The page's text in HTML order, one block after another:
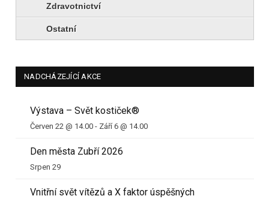
Zdravotnictví
Ostatní
NADCHÁZEJÍCÍ AKCE
Výstava – Svět kostiček®
Červen 22 @ 14.00 - Září 6 @ 14.00
Den města Zubří 2026
Srpen 29
Vnitřní svět vítězů a X faktor úspěšných